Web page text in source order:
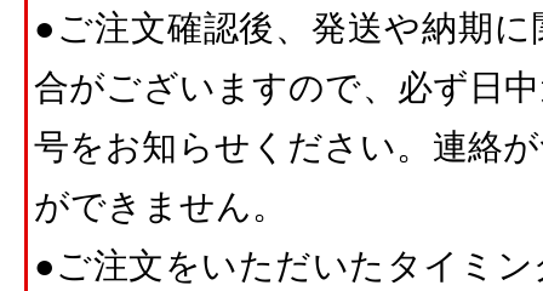
●ご注文確認後、発送や納期
合がございますので、必ず日
号をお知らせください。連絡
ができません。
●ご注文をいただいたタイミ